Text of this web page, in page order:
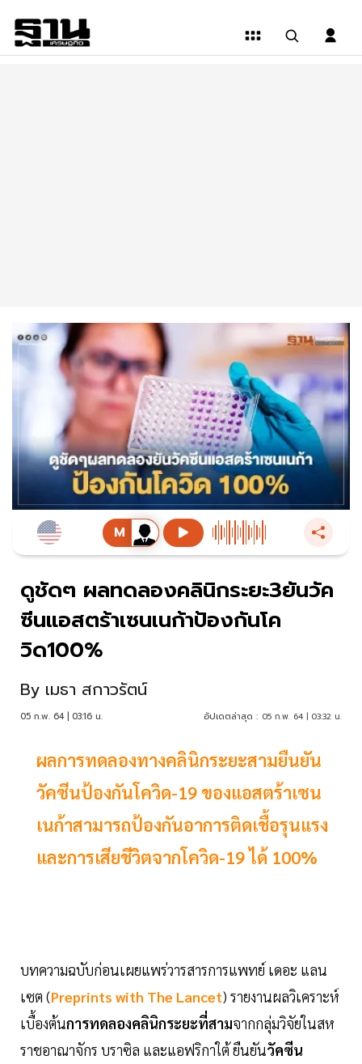
ดูชัดๆ ผลทดลองคลินิกระยะ3ยันวัค
ซีนแอสตร้าเซนเนก้าป้องกันโค
วิด100%
By เมธา สกาวรัตน์
05 ก.พ. 64 | 03:16 น. อัปเดตล่าสุด : 05 ก.พ. 64 | 03:32 น.
ผลการทดลองทางคลินิกระยะสามยืนยัน
วัคซีนป้องกันโควิด-19 ของแอสตร้าเซน
เนก้าสามารถป้องกันอาการติดเชื้อรุนแรง
และการเสียชีวิตจากโควิด-19 ได้ 100%
บทความฉบับก่อนเผยแพร่วารสารการแพทย์ เดอะ แลน
เซต (Preprints with The Lancet) รายงานผลวิเคราะห์
เบื้องต้นการทดลองคลินิกระยะที่สามจากกลุ่มวิจัยในสห
ราชอาณาจักร บราซิล และแอฟริกาใต้ ยืนยันวัคซีน